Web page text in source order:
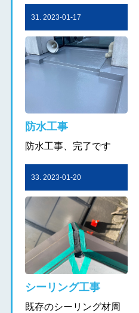
31. 2023-01-17
防水工事
防水工事、完了です
33. 2023-01-20
シーリング工事
既存のシーリング材周